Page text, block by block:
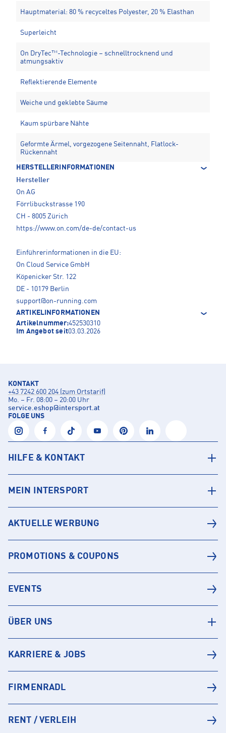
Hauptmaterial: 80 % recyceltes Polyester, 20 % Elasthan
Superleicht
On DryTec™-Technologie – schnelltrocknend und
atmungsaktiv
Reflektierende Elemente
Weiche und geklebte Säume
Kaum spürbare Nähte
Geformte Ärmel, vorgezogene Seitennaht, Flatlock-
Rückennaht
HERSTELLERINFORMATIONEN
Hersteller
On AG
Förrlibuckstrasse 190
CH - 8005 Zürich
https://www.on.com/de-de/contact-us
Einführerinformationen in die EU:
On Cloud Service GmbH
Köpenicker Str. 122
DE - 10179 Berlin
support@on-running.com
ARTIKELINFORMATIONEN
Artikelnummer:452530310
Im Angebot seit03.03.2026
KONTAKT
+43 7242 600 204 (zum Ortstarif)
Mo. – Fr. 08:00 – 20:00 Uhr
service.eshop@intersport.at
FOLGE UNS
HILFE & KONTAKT
MEIN INTERSPORT
AKTUELLE WERBUNG
PROMOTIONS & COUPONS
EVENTS
ÜBER UNS
KARRIERE & JOBS
FIRMENRADL
RENT / VERLEIH